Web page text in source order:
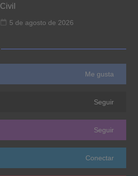
Civil
5 de agosto de 2026
Me gusta
Seguir
Seguir
Conectar